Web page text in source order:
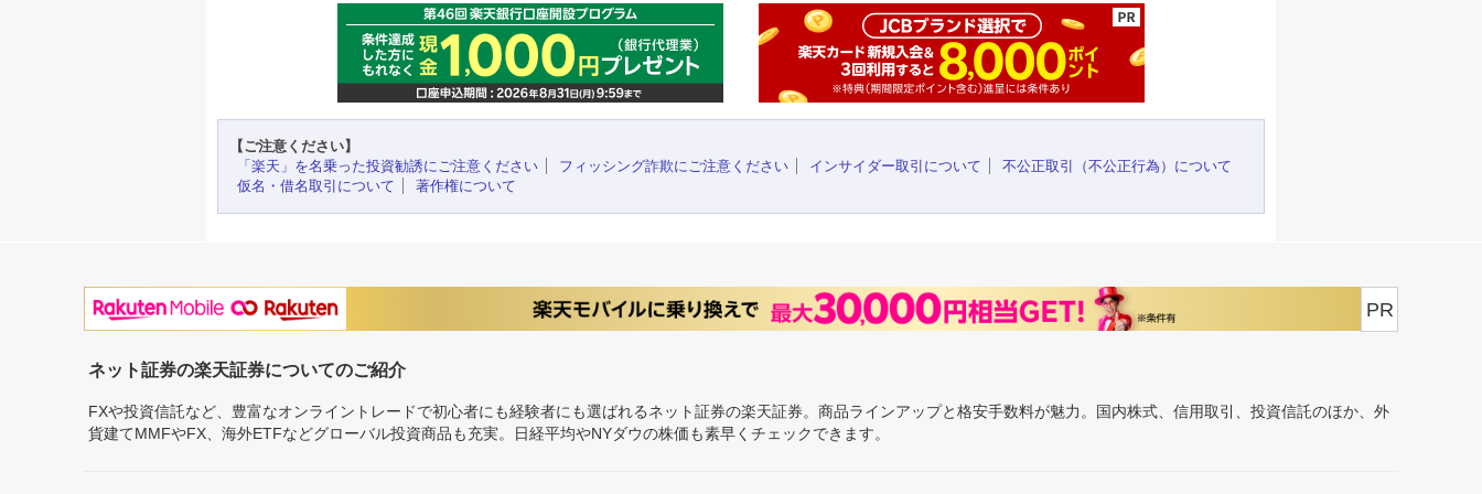
【ご注意ください】
「楽天」を名乗った投資勧誘にご注意ください
フィッシング詐欺にご注意ください インサイダー取引について
不公正取引（不公正行為）について
仮名・借名取引について
著作権について
PR
ネット証券の楽天証券についてのご紹介
FXや投資信託など、豊富なオンライントレードで初心者にも経験者にも選ばれるネット証券の楽天証券。商品ラインアップと格安手数料が魅力。国内株式、信用取引、投資信託のほか、外
貨建てMMFやFX、海外ETFなどグローバル投資商品も充実。日経平均やNYダウの株価も素早くチェックできます。